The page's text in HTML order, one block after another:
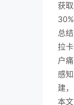
获
总结
拉
户
感
建
本